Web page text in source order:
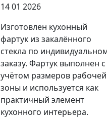
14 01 2026
Изготовлен кухонный
фартук из закалённого
стекла по
заказу. Фартук выполнен с
учётом размеров рабочей
зоны и используется как
практичный элемент
кухонного интерьера.